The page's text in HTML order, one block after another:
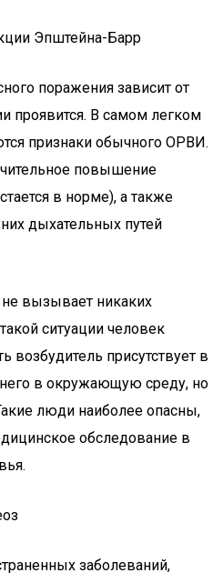
Эпштейна-Барр
поражения зависит от
проявится. В самом легком
признаки обычного ОРВИ.
повышение
в норме), а также
дыхательных путей
вызывает никаких
ситуации человек
возбудитель присутствует в
в окружающую среду, но
люди наиболее опасны,
обследование в
заболеваний,